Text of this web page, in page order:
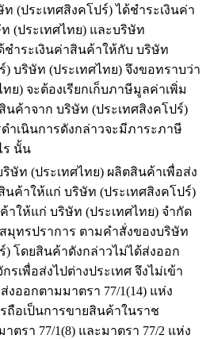
(ประเทศสิงคโปร์) ได้ชำระเงินค่า
(ประเทศไทย) และบริษัท
ชำระเงินค่าสินค้าให้กับ บริษัท
) บริษัท (ประเทศไทย) จึงขอทราบว่า
ย) จะต้องเรียกเก็บภาษีมูลค่าเพิ่ม
นค้าจาก บริษัท (ประเทศสิงคโปร์)
ำเนินการดังกล่าวจะมีภาระภาษี
ร นั้น
(ประเทศไทย) ผลิตสินค้าเพื่อส่ง
นค้าให้แก่ บริษัท (ประเทศสิงคโปร์)
าให้แก่ บริษัท (ประเทศไทย) จำกัด
มุทรปราการ ตามคำสั่งของบริษัท
) โดยสินค้าดังกล่าวไม่ได้ส่งออก
เพื่อส่งไปต่างประเทศ จึงไม่เข้า
ออกตามมาตรา 77/1(14) แห่ง
ถือเป็นการขายสินค้าในราช
ตรา 77/1(8) และมาตรา 77/2 แห่ง